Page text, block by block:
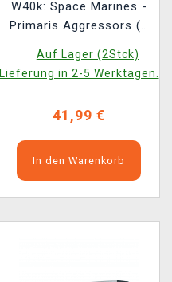
W40k: Space Marines -
Primaris Aggressors (3
Auf Lager (2Stck)
Lieferung in 2-5 Werktagen.
41,99 €
In den Warenkorb